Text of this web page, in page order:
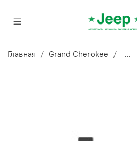
Главная Grand Cherokee ...